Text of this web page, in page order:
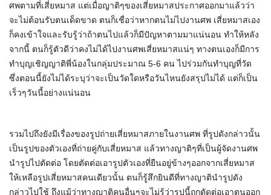
ศพตามที่เสี่ยหมาส แต่เมื่อญาติๆของเสี่ยหมาสประกาศออกมาแล้วว่า
จะไม่ต้อนรับตนเด็ดขาด ตนก็เชื่อว่าหากตนไม่ไปงานศพ เสี่ยหมาสเอง
ก็คงเข้าใจและรับรู้ว่าถ้าตนไปแล้วก็มีปัญหาตามมาแน่นอน ทำให้หลัง
จากนี้ ตนก็รู้ตัวดีว่าคงไม่ได้ไปงานศพเสี่ยหมาสแน่ๆ ทางตนเองก็มีการ
ทำบุญเชิญญาติพี่น้องในกลุ่มประมาณ 5-6 คน ไปร่วมกันทำบุญที่วัด
ซึ่งตอนนี้ยังไม่ได้ระบุว่าจะเป็นวัดใดหรือวันไหนยังสรุปไม่ได้ แต่ก็เป็น
เร็วๆวันนี้อย่างแน่นอน
รวมไปถึงยังมีเรื่องของรูปถ่ายเสี่ยหมาสภายในงานศพ ที่รูปดังกล่าวนั้น
เป็นรูปของตัวเองที่ถ่ายคู่กับเสี่ยหมาส แล้วทางญาติๆที่เป็นผู้จัดงานศพ
นำรูปไปตัดต่อ โดยตัดต่อเอารูปตัวเองที่ยืนอยู่ข้างๆออกจากเสี่ยหมาส
ให้เหลือรูปเสี่ยหมาสคนเดียวนั้น ตนก็รู้สึกยินดีที่ทางญาตินำรูปดัง
กล่าวไปใช้ ถึงแม้ว่าทางญาติคนอื่นๆจะไม่รู้ว่ารูปนี้ถูกตัดต่อเอาตนออก